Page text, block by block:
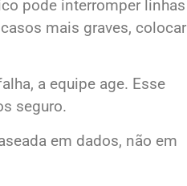
pode interromper linhas
mais graves, colocar
a equipe age. Esse
seguro.
em dados, não em